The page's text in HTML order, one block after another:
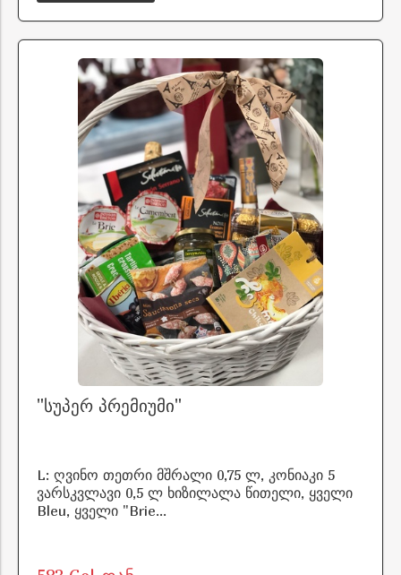
"სუპერ პრემიუმი"
L: ღვინო თეთრი მშრალი 0,75 ლ, კონიაკი 5
ვარსკვლავი 0,5 ლ ხიზილალა წითელი, ყველი
Bleu, ყველი "Brie...